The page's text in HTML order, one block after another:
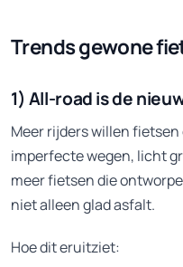
Trends gewone
1) All-road is de
Meer rijders willen
imperfecte wegen, licht
meer fietsen die
niet alleen glad asfalt.
Hoe dit eruitziet: